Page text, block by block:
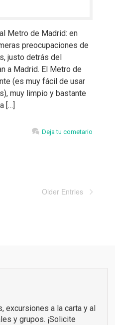
Metro de Madrid: en
preocupaciones de
justo detrás del
a Madrid. El Metro de
(es muy fácil de usar
muy limpio y bastante
[…]
Deja tu cometario
Older Entries
excursiones a la carta y al
y grupos. ¡Solicite